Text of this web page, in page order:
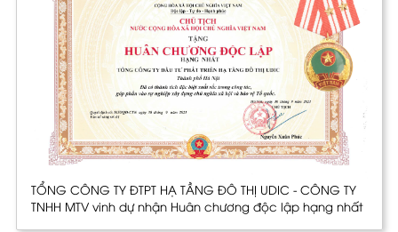
TỔNG CÔNG TY ĐTPT HẠ TẦNG ĐÔ THỊ UDIC - CÔNG TY
TNHH MTV vinh dự nhận Huân chương độc lập hạng nhất